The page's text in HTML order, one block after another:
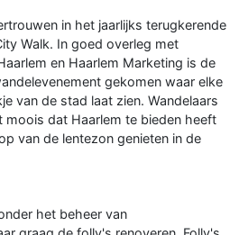
in het jaarlijks terugkerende
Walk. In goed overleg met
en Haarlem Marketing is de
gekomen waar elke
van de stad laat zien. Wandelaars
moois dat Haarlem te bieden heeft
van de lentezon genieten in de
het beheer van